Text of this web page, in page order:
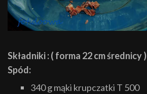
Składniki : ( forma 22 cm średnicy )
Spód:
340 g mąki krupczatki T 500